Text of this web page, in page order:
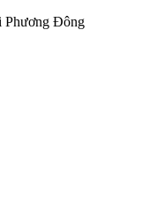
Phương Đông